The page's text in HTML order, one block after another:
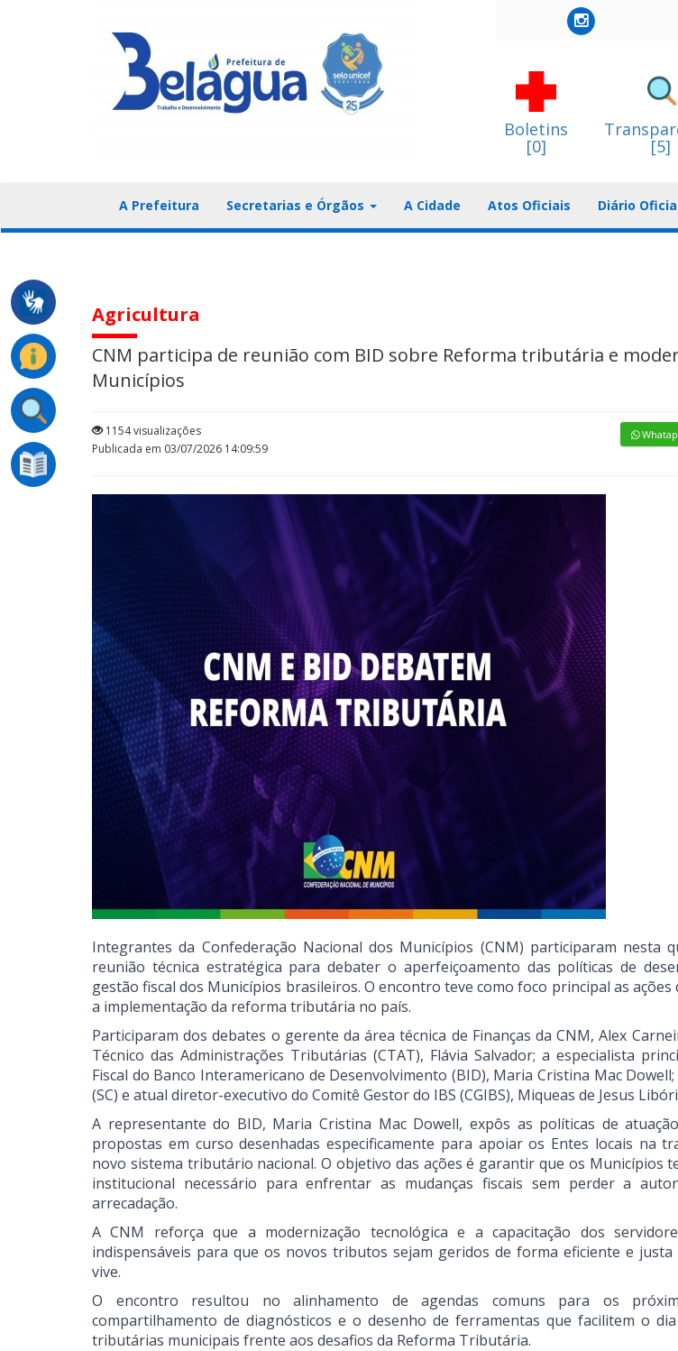
Boletins
[0] [5]
A Prefeitura Secretarias e Órgãos A Cidade Atos Oficiais Diário
Agricultura
CNM participa de reunião com BID sobre Reforma tributária e
Municípios
1154 visualizações
Publicada em 03/07/2026 14:09:59
Integrantes da Confederação Nacional dos Municípios (CNM) participaram nesta
reunião técnica estratégica para debater o aperfeiçoamento das políticas de
gestão fiscal dos Municípios brasileiros. O encontro teve como foco principal as
a implementação da reforma tributária no país.
Participaram dos debates o gerente da área técnica de Finanças da CNM, Alex
Técnico das Administrações Tributárias (CTAT), Flávia Salvador; a especialista
Fiscal do Banco Interamericano de Desenvolvimento (BID), Maria Cristina Mac
(SC) e atual diretor-executivo do Comitê Gestor do IBS (CGIBS), Miqueas de Jesus
A representante do BID, Maria Cristina Mac Dowell, expôs as políticas de
propostas em curso desenhadas especificamente para apoiar os Entes locais na
novo sistema tributário nacional. O objetivo das ações é garantir que os Municípios
institucional necessário para enfrentar as mudanças fiscais sem perder a
arrecadação.
A CNM reforça que a modernização tecnológica e a capacitação dos
indispensáveis para que os novos tributos sejam geridos de forma eficiente e
vive.
O encontro resultou no alinhamento de agendas comuns para os
compartilhamento de diagnósticos e o desenho de ferramentas que facilitem o
tributárias municipais frente aos desafios da Reforma Tributária.